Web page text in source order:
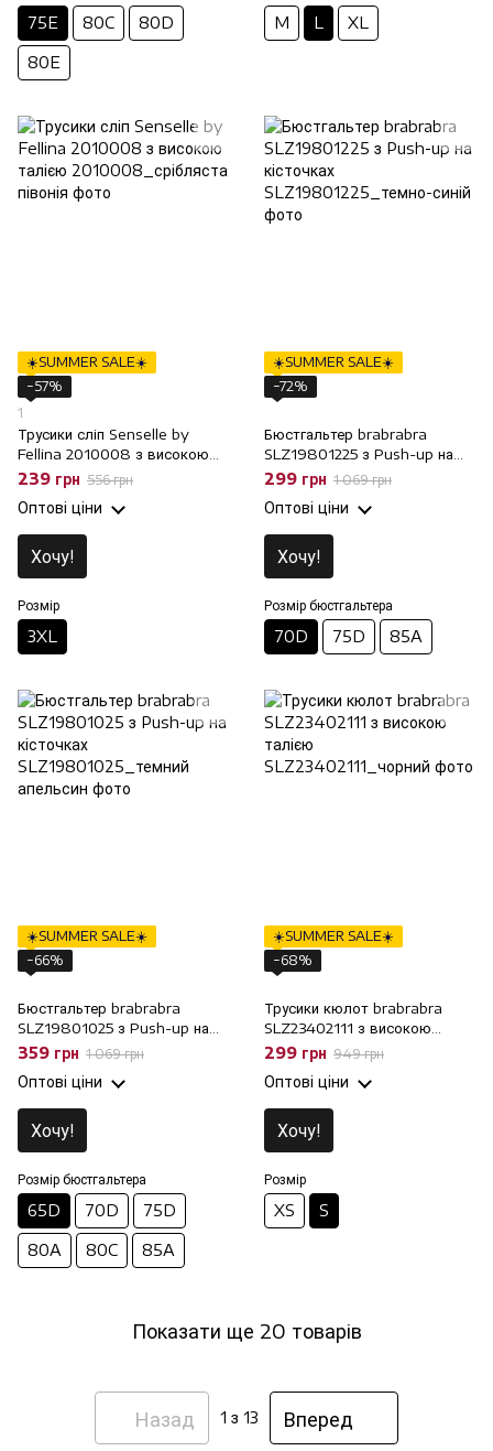
75E 80C 80D
80E
M L XL
☀️SUMMER SALE☀️
−57%
1
Трусики сліп Senselle by
Fellina 2010008 з високою
талією, 3XL
239 грн 556 грн
Оптові ціни
Хочу!
Розмір
3XL
☀️SUMMER SALE☀️
−72%
Бюстгальтер brabrabra
SLZ19801225 з Push-up на
кісточках, 70D
299 грн 1 069 грн
Оптові ціни
Хочу!
Розмір бюстгальтера
70D 75D 85A
☀️SUMMER SALE☀️
−66%
Бюстгальтер brabrabra
SLZ19801025 з Push-up на
кісточках, 65D
359 грн 1 069 грн
Оптові ціни
Хочу!
Розмір бюстгальтера
65D 70D 75D
80A 80C 85A
☀️SUMMER SALE☀️
−68%
Трусики кюлот brabrabra
SLZ23402111 з високою
талією, S
299 грн 949 грн
Оптові ціни
Хочу!
Розмір
XS S
Показати ще 20 товарів
Назад 1 з 13 Вперед